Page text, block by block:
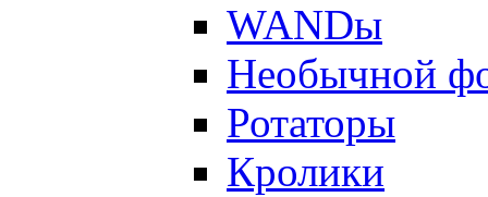
WANDы
Необычной
Ротаторы
Кролики